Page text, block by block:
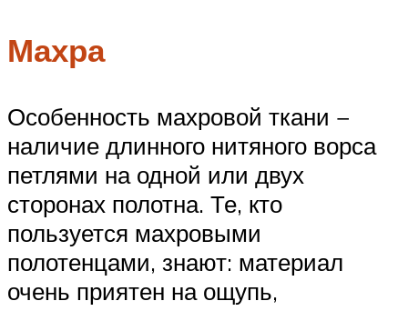
Махра
Особенность махровой ткани −
наличие длинного нитяного ворса
петлями на одной или двух
сторонах полотна. Те, кто
пользуется махровыми
полотенцами, знают: материал
очень приятен на ощупь,